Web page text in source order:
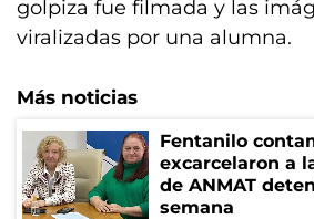
golpiza fue filmada y las
viralizadas por una alumna.
Más noticias
Fentanilo
excarcelaron a
de ANMAT
semana